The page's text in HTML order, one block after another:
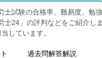
士試験の合格率、難易度、勉
24」の評判などをご紹介し
しています。
過去問解答解説